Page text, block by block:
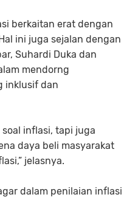
berkaitan erat dengan
ini juga sejalan dengan
Suhardi Duka dan
mendorng
inklusif dan
soal inflasi, tapi juga
daya beli masyarakat
jelasnya.
dalam penilaian inflasi